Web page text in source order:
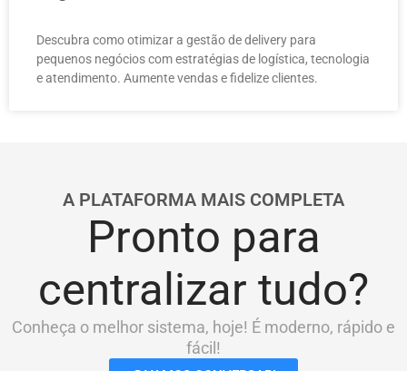
Descubra como otimizar a gestão de delivery para
pequenos negócios com estratégias de logística, tecnologia
e atendimento. Aumente vendas e fidelize clientes.
A PLATAFORMA MAIS COMPLETA
Pronto para
centralizar tudo?
Conheça o melhor sistema, hoje! É moderno, rápido e
fácil!